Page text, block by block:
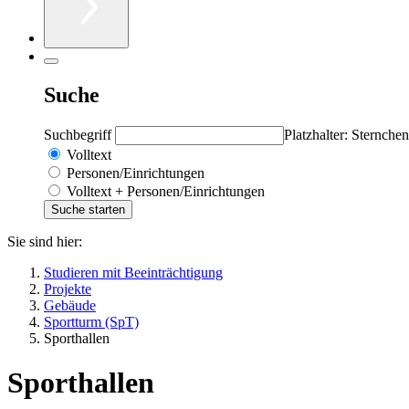
Suche
Suchbegriff
Platzhalter:
Volltext
Personen/Einrichtungen
Volltext + Personen/Einrichtungen
Sie sind hier:
Studieren mit Beeinträchtigung
Projekte
Gebäude
Sportturm (SpT)
Sporthallen
Sporthallen